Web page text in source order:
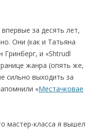
за десять лет,
Они (как и Татьяна
и «Shtrudl
жанра (опять же,
сильно выходить за
«Местачковае
мастер-класса я вышел